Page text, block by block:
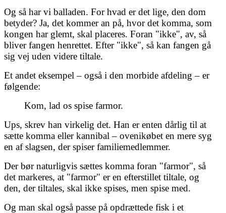
Og så har vi balladen. For hvad er det lige, den dom
betyder? Ja, det kommer an på, hvor det komma, som
kongen har glemt, skal placeres. Foran "ikke", av, så
bliver fangen henrettet. Efter "ikke", så kan fangen gå
sig vej uden videre tiltale.
Et andet eksempel – også i den morbide afdeling – er
følgende:
Kom, lad os spise farmor.
Ups, skrev han virkelig det. Han er enten dårlig til at
sætte komma eller kannibal – ovenikøbet en mere syg
en af slagsen, der spiser familiemedlemmer.
Der bør naturligvis sættes komma foran "farmor", så
det markeres, at "farmor" er en efterstillet tiltale, og
den, der tiltales, skal ikke spises, men spise med.
Og man skal også passe på opdrættede fisk i et